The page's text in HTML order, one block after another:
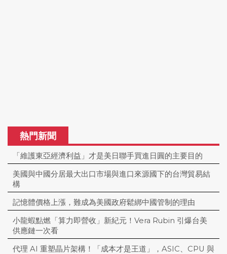
熱門新聞
「維護東亞經濟利益」才是美日聯手買進日圓的主要目的
美國與中國分居最大出口市場與進口來源國下的台灣貿易結
構
記憶體價格上漲，難成為美國政府鬆綁中國管制的理由
小龍蝦點燃「算力即營收」新紀元！Vera Rubin 引爆台美
供應鏈一次看
代理 AI 重塑晶片架構！「成本才是王道」，ASIC、CPU 與